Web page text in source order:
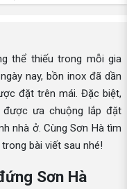
thể thiếu trong mỗi gia
nay, bồn inox đã dần
đặt trên mái. Đặc biệt,
ưa chuộng lắp đặt
nhà ở. Cùng Sơn Hà tìm
bài viết sau nhé!
Sơn Hà